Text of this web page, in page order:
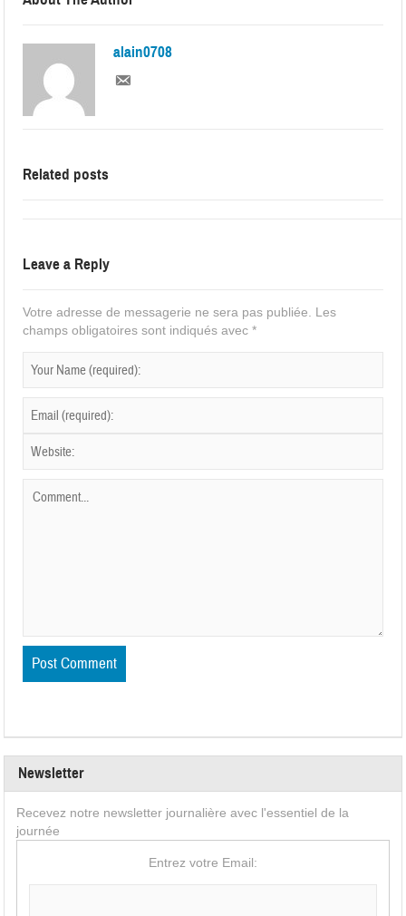
alain0708
Related posts
Leave a Reply
Votre adresse de messagerie ne sera pas publiée.
Les
champs obligatoires sont indiqués avec*
Newsletter
Recevez notre newsletter journalière avec l'essentiel de la
journée
Entrez votre Email: